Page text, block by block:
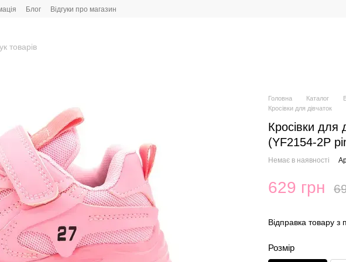
Блог Відгуки про магазин
Головна Каталог
Кросівки для дівчаток
Кросівки для
(YF2154-2P
Немає в наявності
629 грн
Відправка товару з
Розмір